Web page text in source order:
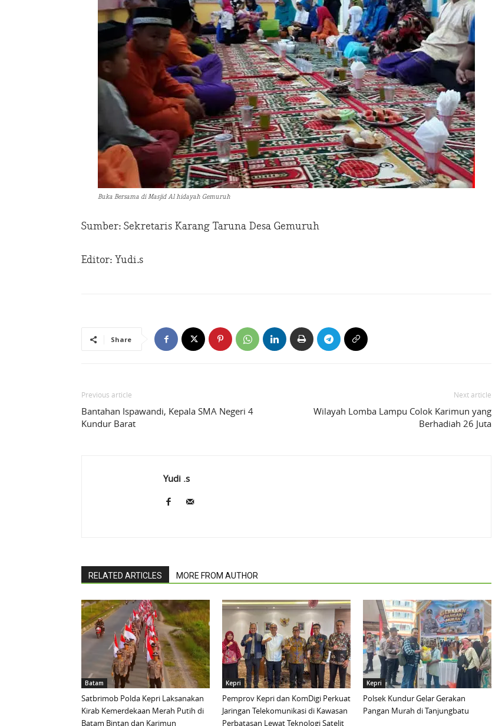
Buka Bersama di Masjid Al hidayah Gemuruh
Sumber: Sekretaris Karang Taruna Desa Gemuruh
Editor: Yudi.s
Share
Previous article
Bantahan Ispawandi, Kepala SMA Negeri 4
Kundur Barat
Next article
Wilayah Lomba Lampu Colok Karimun yang
Berhadiah 26 Juta
Yudi .s
RELATED ARTICLES MORE FROM AUTHOR
Batam
Satbrimob Polda Kepri Laksanakan
Kirab Kemerdekaan Merah Putih di
Batam Bintan dan Karimun
Kepri
Pemprov Kepri dan KomDigi Perkuat
Jaringan Telekomunikasi di Kawasan
Perbatasan Lewat Teknologi Satelit
Kepri
Polsek Kundur Gelar Gerakan
Pangan Murah di Tanjungbatu